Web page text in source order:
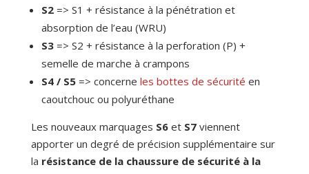
S2 => S1 + résistance à la pénétration et
absorption de l’eau (WRU)
S3=> S2 + résistance à la perforation (P) +
semelle de marche à crampons
S4 / S5 => concerne les bottes de sécurité en
caoutchouc ou polyuréthane
Les nouveaux marquages S6et S7viennent
apporter un degré de précision supplémentaire sur
la résistance de la chaussure de sécurité à la